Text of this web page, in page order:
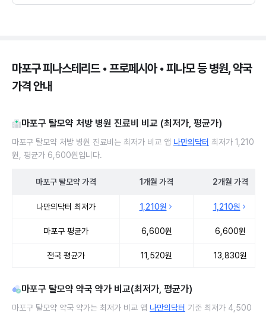
마포구 피나스테리드 • 프로페시아 • 피나모 등 병원, 약국
가격 안내
마포구 탈모약 처방 병원 진료비 비교 (최저가, 평균가)
마포구 탈모약 처방 병원 진료비는 최저가 비교 앱 나만의닥터 최저가 1,210
원, 평균가 6,600원입니다.
마포구 탈모약가격 1개월 가격 2개월 가격
나만의닥터 최저가 1,210원 1,210원
마포구 평균가 6,600원 6,600원
전국 평균가 11,520원 13,830원
마포구 탈모약 약국 약가 비교(최저가, 평균가)
마포구 탈모약 약국 약가는 최저가 비교 앱 나만의닥터 기준 최저가 4,500